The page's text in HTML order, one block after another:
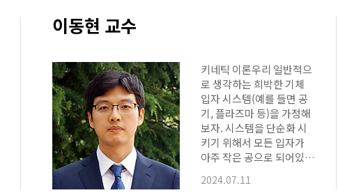
이동현 교수
키네틱 이론우리 일반적으
로 생각하는 희박한 기체
입자 시스템(예를 들면 공
기, 플라즈마 등)을 가정해
보자. 시스템을 단순화 시
키기 위해서 모든 입자가
아주 작은 공으로 되어있다
완전탄성충돌(질량, 운동
2024.07.11